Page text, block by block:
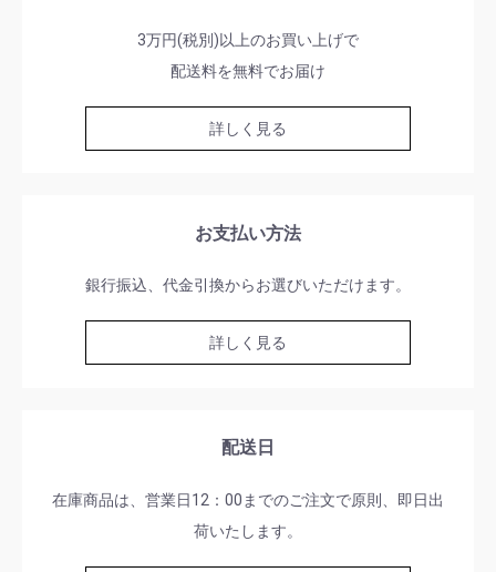
3万円(税別)以上のお買い上げで
配送料を無料でお届け
詳しく見る
お支払い方法
銀行振込、代金引換からお選びいただけます。
詳しく見る
配送日
在庫商品は、営業日12：00までのご注文で原則、即日出
荷いたします。